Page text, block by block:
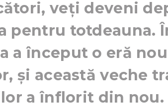
veți deveni
pentru totdeauna.
a început o eră
și această veche
a înflorit din nou.